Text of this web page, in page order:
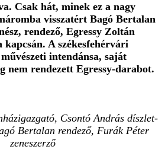
Csak hát, minek ez a nagy
visszatért Bagó Bertalan
rendező, Egressy Zoltán
A székesfehérvári
intendánsa, saját
nem rendezett Egressy-darabot.
Csontó András díszlet-
Bertalan rendező, Furák Péter
zeneszerző